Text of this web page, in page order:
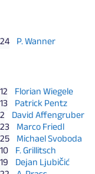
24 P. Wanner
12 Florian Wiegele
13 Patrick Pentz
2 David Affengruber
23 Marco Friedl
25 Michael Svoboda
10 F. Grillitsch
19 Dejan Ljubičić